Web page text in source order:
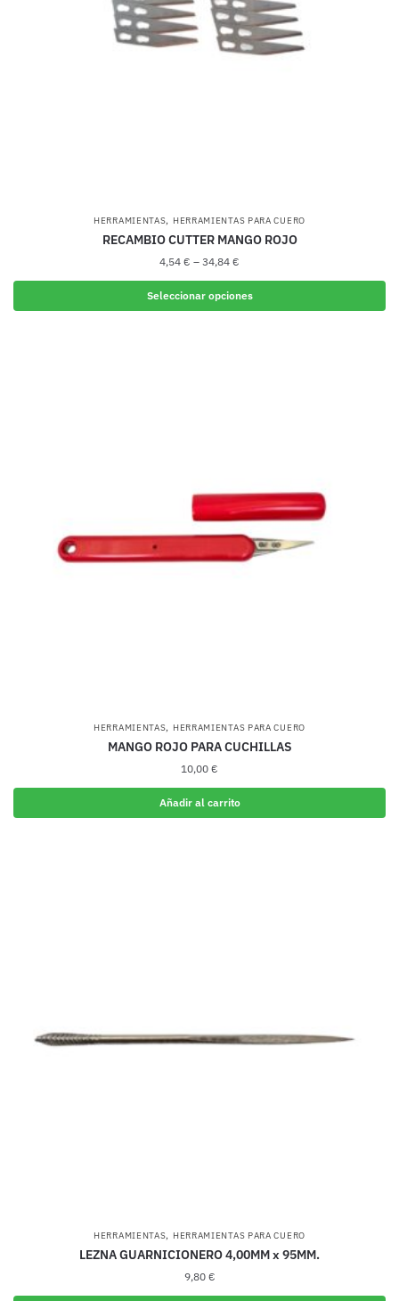
HERRAMIENTAS, HERRAMIENTAS PARA CUERO
RECAMBIO CUTTER MANGO ROJO
4,54 € – 34,84 €
Seleccionar opciones
pueden
elegir
en
la
HERRAMIENTAS, HERRAMIENTAS PARA CUERO
MANGO ROJO PARA CUCHILLAS
10,00 €
Añadir al carrito
HERRAMIENTAS, HERRAMIENTAS PARA CUERO
LEZNA GUARNICIONERO 4,00MM x 95MM.
9,80 €